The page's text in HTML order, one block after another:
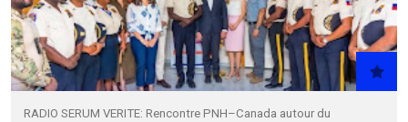
RADIO SERUM VERITE: Rencontre PNH–Canada autour du